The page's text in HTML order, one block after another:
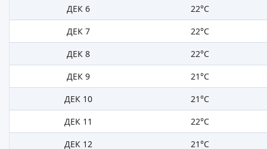
ДЕК 6
22°C
ДЕК 7
22°C
ДЕК 8
22°C
ДЕК 9
21°C
ДЕК 10
21°C
ДЕК 11
22°C
ДЕК 12
21°C